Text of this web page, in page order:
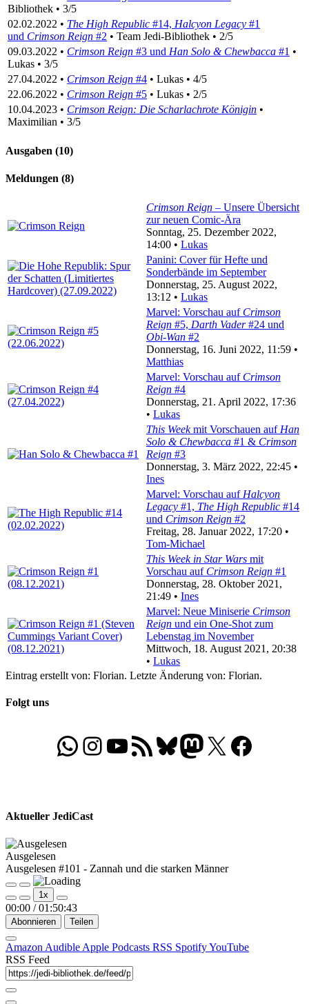
Bibliothek • 3/5
02.02.2022 • The High Republic #14, Halcyon Legacy #1
und Crimson Reign #2 • Team Jedi-Bibliothek • 2/5
09.03.2022 • Crimson Reign #3 und Han Solo & Chewbacca #1 •
Lukas • 3/5
27.04.2022 • Crimson Reign #4 • Lukas • 4/5
22.06.2022 • Crimson Reign #5 • Lukas • 2/5
10.04.2023 • Crimson Reign: Die Scharlachrote Königin •
Maximilian • 3/5
Ausgaben (10)
Meldungen (8)
Crimson Reign – Unsere Übersicht
zur neuen Comic-Ära
Sonntag, 25. Dezember 2022,
14:00 • Lukas
Panini: Cover für Hefte und
Sonderbände im September
Donnerstag, 25. August 2022,
13:12 • Lukas
Marvel: Vorschau auf Crimson
Reign #5, Darth Vader#24 und
Obi-Wan #2
Donnerstag, 16. Juni 2022, 11:59 •
Matthias
Marvel: Vorschau auf Crimson
Reign #4
Donnerstag, 21. April 2022, 17:36
• Lukas
This Weekmit Vorschauen auf Han
Solo & Chewbacca #1 & Crimson
Reign #3
Donnerstag, 3. März 2022, 22:45 •
Ines
Marvel: Vorschau auf Halcyon
Legacy #1, The High Republic #14
und Crimson Reign #2
Freitag, 28. Januar 2022, 17:20 •
Tom-Michael
This Week in Star Wars mit
Vorschau auf Crimson Reign #1
Donnerstag, 28. Oktober 2021,
21:49 • Ines
Marvel: Neue Miniserie Crimson
Reign und ein One-Shot zum
Lebenstag im November
Mittwoch, 18. August 2021, 20:38
• Lukas
Eintrag erstellt von: Florian. Letzte Änderung von: Florian.
Folgt uns
WhatsApp
Folgt uns auf Instagram
Besucht unseren YouTube-Kanal
RSS-FeedBluesky
Folgt uns auf Mastodon
X Folgt uns auf
Aktueller JediCast
Ausgelesen
Ausgelesen #101 - Zannah und die starken Männer
Play
Episode
Pause
Episode
1x
00:00 / 01:50:43
Abonnieren Teilen
Amazon Audible Apple Podcasts RSS SpotifyYouTube
RSS Feed